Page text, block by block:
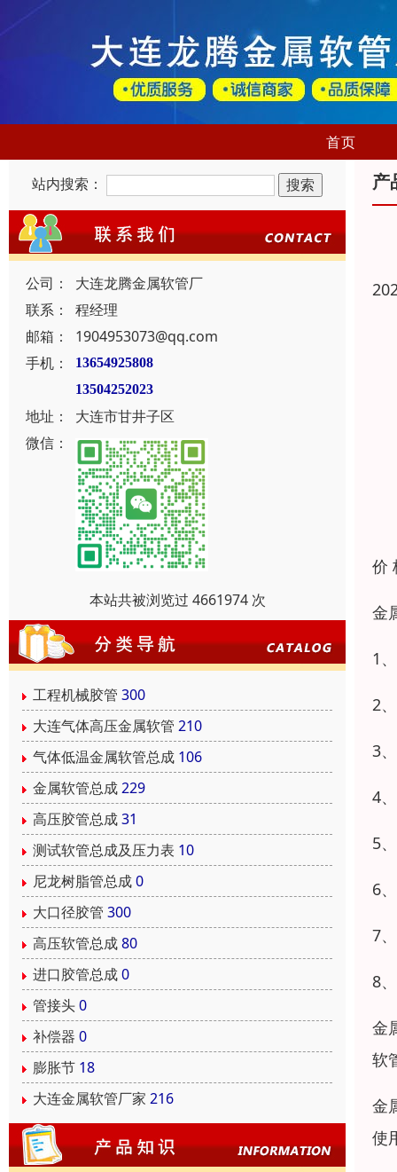
首页
站内搜索：
公司：
大连龙腾金属软管厂
联系：
程经理
邮箱：
1904953073@qq.com
手机：
13654925808
13504252023
地址：
大连市甘井子区
微信：
本站共被浏览过 4661974 次
工程机械胶管 300
大连气体高压金属软管 210
气体低温金属软管总成 106
金属软管总成229
高压胶管总成31
测试软管总成及压力表 10
尼龙树脂管总成0
大口径胶管 300
高压软管总成80
进口胶管总成0
管接头0
补偿器 0
膨胀节 18
大连金属软管厂家 216
产
价
金
1
2
3
4
5
6
7
8
金
软
金
使